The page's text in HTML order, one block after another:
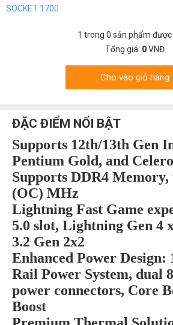
SOCKET 1700
1 trong 0 sản phẩm được
Tổng giá: 0VNĐ
Cho vào giỏ hàng
ĐẶC ĐIỂM NỔI BẬT
Supports 12th/13th Gen
Pentium Gold, and
Supports DDR4 Memory,
(OC) MHz
Lightning Fast Game
5.0 slot, Lightning Gen 4
3.2 Gen 2x2
Enhanced Power Design:
Rail Power System, dual
power connectors, Core
Boost